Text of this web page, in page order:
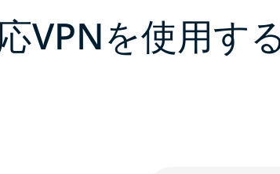
VPNを使用す